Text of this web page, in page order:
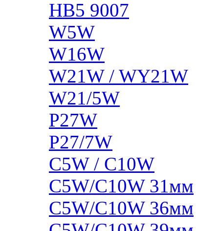
HB5 9007
W5W
W16W
W21W / WY21W
W21/5W
P27W
P27/7W
C5W / C10W
C5W/C10W 31мм
C5W/C10W 36мм